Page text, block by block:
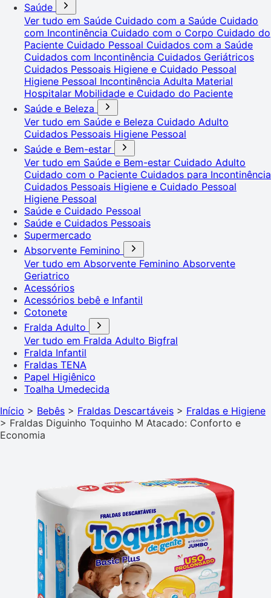
Saúde
Ver tudo em Saúde Cuidado com a Saúde Cuidado
com Incontinência Cuidado com o Corpo Cuidado do
Paciente Cuidado Pessoal Cuidados com a Saúde
Cuidados com Incontinência Cuidados Geriátricos
Cuidados Pessoais Higiene e Cuidado Pessoal
Higiene Pessoal Incontinência Adulta Material
Hospitalar Mobilidade e Cuidado do Paciente
Saúde e Beleza
Ver tudo em Saúde e Beleza Cuidado Adulto
Cuidados Pessoais Higiene Pessoal
Saúde e Bem-estar
Ver tudo em Saúde e Bem-estar Cuidado Adulto
Cuidado com o Paciente Cuidados para Incontinência
Cuidados Pessoais Higiene e Cuidado Pessoal
Higiene Pessoal
Saúde e Cuidado Pessoal
Saúde e Cuidados Pessoais
Supermercado
Absorvente Feminino
Ver tudo em Absorvente Feminino Absorvente
Geriatrico
Acessórios
Acessórios bebê e Infantil
Cotonete
Fralda Adulto
Ver tudo em Fralda Adulto Bigfral
Fralda Infantil
Fraldas TENA
Papel Higiênico
Toalha Umedecida
Início > Bebês > Fraldas Descartáveis > Fraldas e Higiene
> Fraldas Diguinho Toquinho M Atacado: Conforto e
Economia